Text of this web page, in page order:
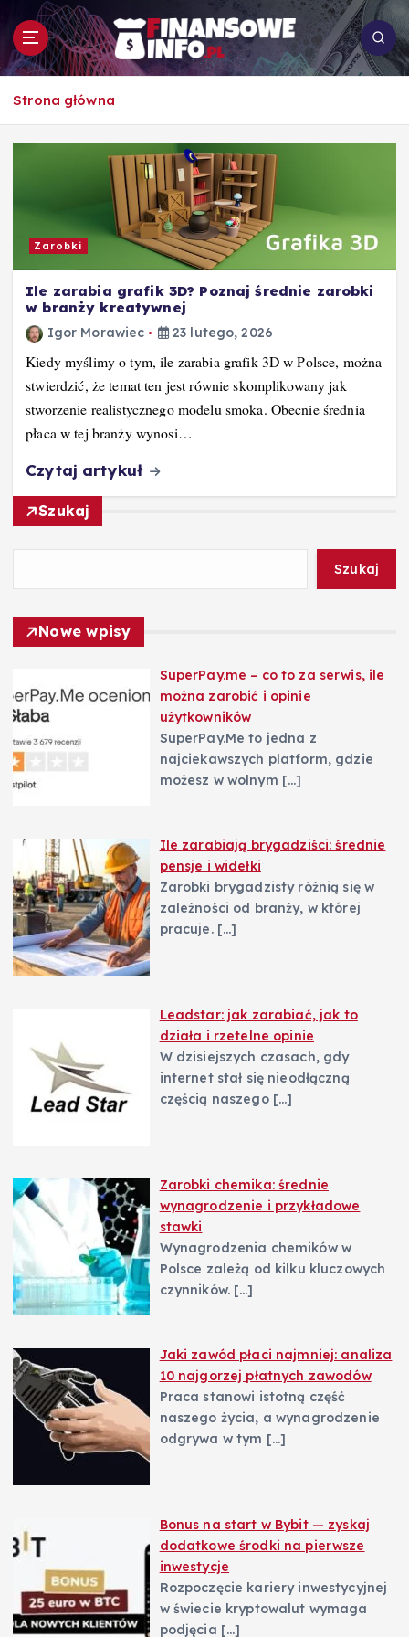
p
To i owo o rachunkowości, pracy, biznesie i
Strona główna
Zarobki
Ile zarabia grafik 3D? Poznaj średnie zarobki
w branży kreatywnej
Igor Morawiec 23 lutego, 2026
Kiedy myślimy o tym, ile zarabia grafik 3D w Polsce, można
stwierdzić, że temat ten jest równie skomplikowany jak
stworzenie realistycznego modelu smoka. Obecnie średnia
płaca w tej branży wynosi…
Czytaj artykuł
Szukaj
Szukaj
Nowe wpisy
SuperPay.me – co to za serwis, ile
można zarobić i opinie
użytkowników
SuperPay.Me to jedna z
najciekawszych platform, gdzie
możesz w wolnym […]
Ile zarabiają brygadziści: średnie
pensje i widełki
Zarobki brygadzisty różnią się w
zależności od branży, w której
pracuje. […]
Leadstar: jak zarabiać, jak to
działa i rzetelne opinie
W dzisiejszych czasach, gdy
internet stał się nieodłączną
częścią naszego […]
Zarobki chemika: średnie
wynagrodzenie i przykładowe
stawki
Wynagrodzenia chemików w
Polsce zależą od kilku kluczowych
czynników. […]
Jaki zawód płaci najmniej: analiza
10 najgorzej płatnych zawodów
Praca stanowi istotną część
naszego życia, a wynagrodzenie
odgrywa w tym […]
Bonus na start w Bybit — zyskaj
dodatkowe środki na pierwsze
inwestycje
Rozpoczęcie kariery inwestycyjnej
w świecie kryptowalut wymaga
podjęcia […]